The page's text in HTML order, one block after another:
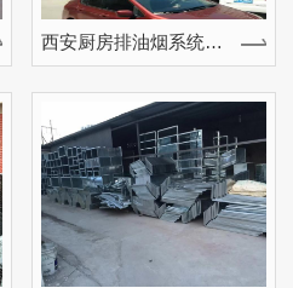
西安厨房排油烟系统安装工程